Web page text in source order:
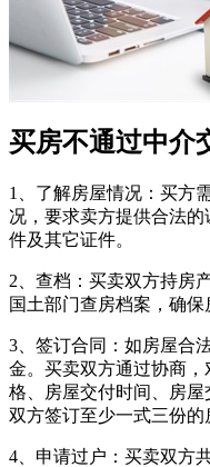
买房不通过中介
1、了解房屋情况‌：买方
况，要求卖方提供合法
件及其它证件。
‌2、查档‌：买卖双方持房
国土部门查房档案，确保
3、‌签订合同‌：如房屋合
金。买卖双方通过协商
格、房屋交付时间、房屋
双方签订至少一式三份的
‌4、申请过户‌：买卖双方